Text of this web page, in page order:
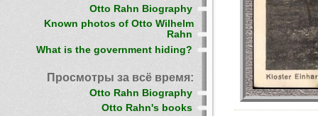
Otto Rahn Biography
Known photos of Otto Wilhelm
Rahn
What is the government hiding?
Просмотры за всё время:
Otto Rahn Biography
Otto Rahn's books